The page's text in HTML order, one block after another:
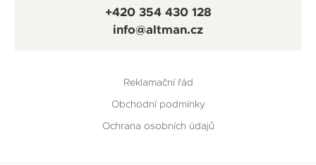
+420 354 430 128
info@altman.cz
Reklamační řád
Obchodní podmínky
Ochrana osobních údajů